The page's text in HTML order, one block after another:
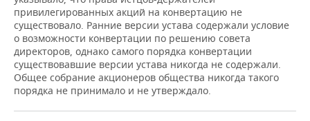
привилегированных акций на конвертацию не
существовало. Ранние версии устава содержали условие
о возможности конвертации по решению совета
директоров, однако самого порядка конвертации
существовавшие версии устава никогда не содержали.
Общее собрание акционеров общества никогда такого
порядка не принимало и не утверждало.